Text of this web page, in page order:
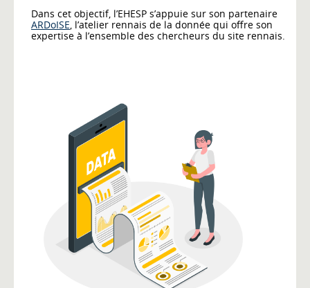
Dans cet objectif, l’EHESP s’appuie sur son partenaire
ARDoISE, l’atelier rennais de la donnée qui offre son
expertise à l’ensemble des chercheurs du site rennais.